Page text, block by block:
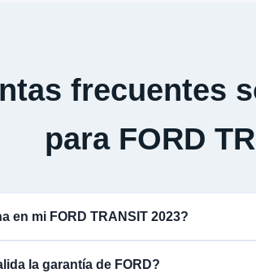
frecuentes
para FORD
en mi FORD TRANSIT 2023?
la garantía de FORD?